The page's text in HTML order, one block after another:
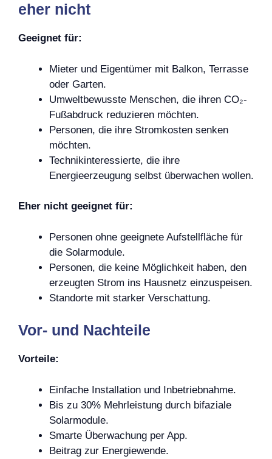
eher nicht
Geeignet für:
Mieter und Eigentümer mit Balkon, Terrasse
oder Garten.
Umweltbewusste Menschen, die ihren CO₂-
Fußabdruck reduzieren möchten.
Personen, die ihre Stromkosten senken
möchten.
Technikinteressierte, die ihre
Energieerzeugung selbst überwachen wollen.
Eher nicht geeignet für:
Personen ohne geeignete Aufstellfläche für
die Solarmodule.
Personen, die keine Möglichkeit haben, den
erzeugten Strom ins Hausnetz einzuspeisen.
Standorte mit starker Verschattung.
Vor- und Nachteile
Vorteile:
Einfache Installation und Inbetriebnahme.
Bis zu 30% Mehrleistung durch bifaziale
Solarmodule.
Smarte Überwachung per App.
Beitrag zur Energiewende.